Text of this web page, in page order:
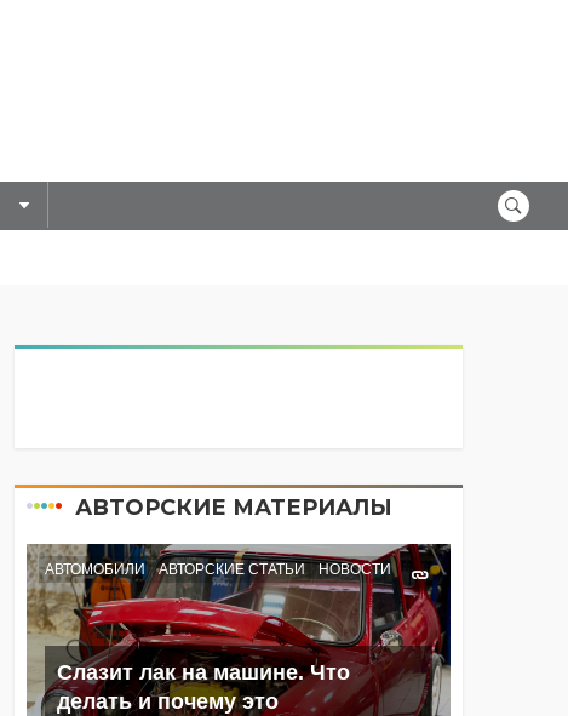
АВТОРСКИЕ МАТЕРИАЛЫ
АВТОМОБИЛИ АВТОРСКИЕ СТАТЬИ НОВОСТИ
Слазит лак на машине. Что
делать и почему это